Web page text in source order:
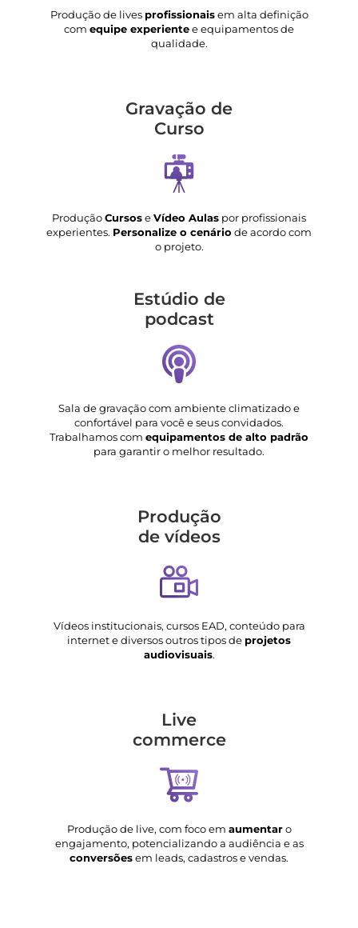
Produção de lives profissionaisem alta definição
com equipe experientee equipamentos de
qualidade.
Gravação de
Curso
ProduçãoCursoseVídeo Aulas por profissionais
experientes. Personalize o cenário de acordo com
o projeto.
Estúdio de
podcast
Sala de gravação com ambiente climatizado e
confortável para você e seus convidados.
Trabalhamos com equipamentos de alto padrão
para garantir o melhor resultado.
Produção
de vídeos
Vídeos institucionais, cursos EAD, conteúdo para
internet e diversos outros tipos de projetos
audiovisuais.
Live
commerce
Produção de live, com foco em aumentaro
engajamento, potencializando a audiência e as
conversõesem leads, cadastros e vendas.